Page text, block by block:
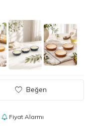
Beğen
Fiyat Alarmı